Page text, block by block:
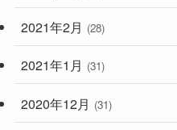
2021年2月 (28)
2021年1月 (31)
2020年12月 (31)